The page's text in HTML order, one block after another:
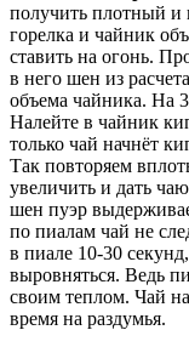
получить плотный
горелка и чайник
ставить на огонь.
в него шен из
объема чайника. На
Налейте в чайник
только чай начнёт
Так повторяем
увеличить и дать
шен пуэр
по пиалам чай не
в пиале 10-30
выровняться. Ведь
своим теплом. Чай
время на раздумья.